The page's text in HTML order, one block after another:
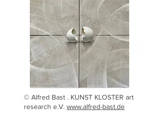
© Alfred Bast . KUNST KLOSTER art
research e.V. www.alfred-bast.de